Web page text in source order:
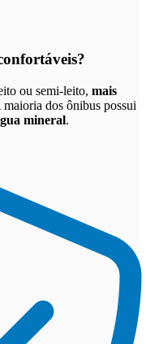
?
ou semi-leito, mais
maioria dos ônibus possui
mineral.